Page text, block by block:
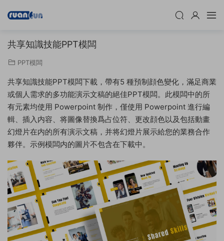
共享知識技能PPT模闆
PPT模闆
共享知識技能PPT模闆下載，帶有5 種預制顔色變化，滿足商業
或個人需求的多功能演示文稿的絕佳PPT模闆。此模闆中的所
有元素均使用 Powerpoint 制作，僅使用 Powerpoint 進行編
輯、插入内容、将圖像替換爲占位符、更改顔色以及包括動畫
幻燈片在内的所有演示文稿，并将幻燈片展示給您的業務合作
夥伴。示例模闆内的圖片不包含在下載中。